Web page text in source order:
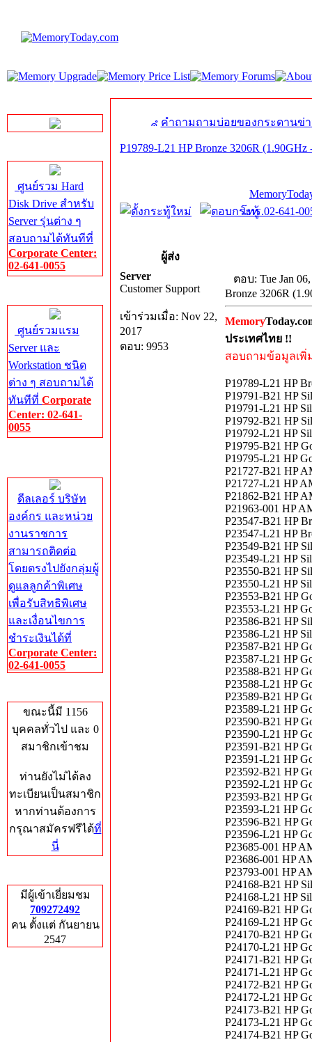
ศูนย์รวม Hard
Disk Drive สำหรับ
Server รุ่นต่าง ๆ
สอบถามได้ทันทีที่
Corporate Center:
02-641-0055
ศูนย์รวมแรม
Server และ
Workstation ชนิด
ต่าง ๆ สอบถามได้
ทันทีที่ Corporate
Center: 02-641-
0055
ดีลเลอร์ บริษัท
องค์กร และหน่วย
งานราชการ
สามารถติดต่อ
โดยตรงไปยังกลุ่มผู้
ดูแลลูกค้าพิเศษ
เพื่อรับสิทธิพิเศษ
และเงื่อนไขการ
ชำระเงินได้ที่
Corporate Center:
02-641-0055
ขณะนี้มี 1156
บุคคลทั่วไป และ 0
สมาชิกเข้าชม
ท่านยังไม่ได้ลง
ทะเบียนเป็นสมาชิก
หากท่านต้องการ
กรุณาสมัครฟรีได้ที่
นี่
มีผู้เข้าเยี่ยมชม
709272492
คน ตั้งแต่ กันยายน
2547
คำถามถามบ่อยของกระดานข่
P19789-L21 HP Bronze 3206R
โทร.02-641-
ผู้ส่ง
Server
Customer Support
เข้าร่วมเมื่อ: Nov 22,
2017
ตอบ: 9953
ตอบ: Tue Jan
Bronze 3206R
Memory
ประเทศไทย !!
สอบถามข้อมูลเพิ่
P19789-L21 HP
P19791-B21 HP
P19791-L21 HP
P19792-B21 HP
P19792-L21 HP
P19795-B21 HP
P19795-L21 HP
P21727-B21 HP
P21727-L21 HP
P21862-B21 HP
P21963-001 HP
P23547-B21 HP
P23547-L21 HP
P23549-B21 HP
P23549-L21 HP
P23550-B21 HP
P23550-L21 HP
P23553-B21 HP
P23553-L21 HP
P23586-B21 HP
P23586-L21 HP
P23587-B21 HP
P23587-L21 HP
P23588-B21 HP
P23588-L21 HP
P23589-B21 HP
P23589-L21 HP
P23590-B21 HP
P23590-L21 HP
P23591-B21 HP
P23591-L21 HP
P23592-B21 HP
P23592-L21 HP
P23593-B21 HP
P23593-L21 HP
P23596-B21 HP
P23596-L21 HP
P23685-001 HP
P23686-001 HP
P23793-001 HP
P24168-B21 HP
P24168-L21 HP
P24169-B21 HP
P24169-L21 HP
P24170-B21 HP
P24170-L21 HP
P24171-B21 HP
P24171-L21 HP
P24172-B21 HP
P24172-L21 HP
P24173-B21 HP
P24173-L21 HP
P24174-B21 HP